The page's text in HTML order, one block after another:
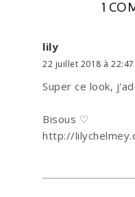
1
lily
22 juillet 2018 à 22:47
Super ce look,
Bisous ♡
http://